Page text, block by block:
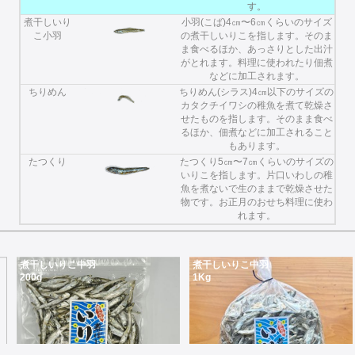
す。
煮干しいり
こ小羽
小羽(こば)4㎝〜6㎝くらいのサイズ
の煮干しいりこを指します。そのま
ま食べるほか、あっさりとした出汁
がとれます。料理に使われたり佃煮
などに加工されます。
ちりめん
ちりめん(シラス)4㎝以下のサイズの
カタクチイワシの稚魚を煮て乾燥さ
せたものを指します。そのまま食べ
るほか、佃煮などに加工されること
もあります。
たつくり
たつくり5㎝〜7㎝くらいのサイズの
いりこを指します。片口いわしの稚
魚を煮ないで生のままで乾燥させた
物です。お正月のおせち料理に使わ
れます。
煮干しいりこ中羽
200g
煮干しいりこ中羽
1Kg